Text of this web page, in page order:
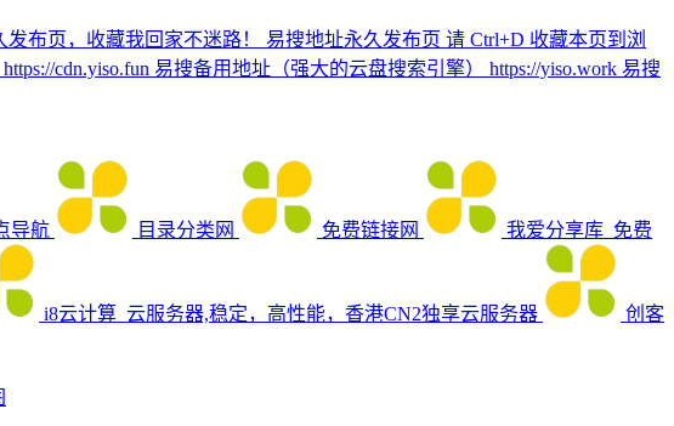
发布页，收藏我回家不迷路！ 易搜地址永久发布页 请 Ctrl+D 收藏本页到浏
cdn.yiso.fun 易搜备用地址（强大的云盘搜索引擎） https://yiso.work 易搜
导航 目录分类网 免费链接网 我爱分享库_免费
i8云计算_云服务器,稳定，高性能，香港CN2独享云服务器 创客